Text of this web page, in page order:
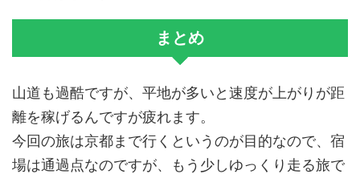
まとめ
山道も過酷ですが、平地が多いと速度が上がりが距
離を稼げるんですが疲れます。
今回の旅は京都まで行くというのが目的なので、宿
場は通過点なのですが、もう少しゆっくり走る旅で